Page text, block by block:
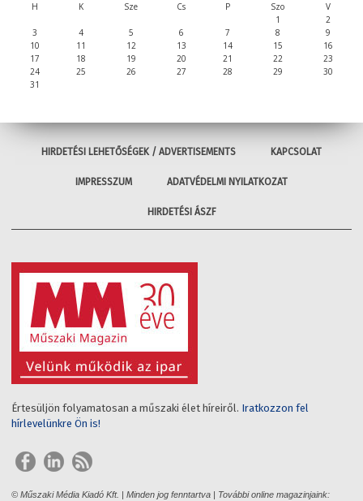
H K Sze Cs P Szo
V
1
2
3
4 5 6 7 8
9
10
11 12 13 14 15
16
17
18 19 20 21 22
23
24
25 26 27 28 29
30
31
HIRDETÉSI LEHETŐSÉGEK / ADVERTISEMENTS KAPCSOLAT
IMPRESSZUM ADATVÉDELMI NYILATKOZAT
HIRDETÉSI ÁSZF
Értesüljön folyamatosan a műszaki élet híreiről. Iratkozzon fel
hírlevelünkre Ön is!
© Műszaki Média Kiadó Kft. | Minden jog fenntartva | További online magazinjaink: